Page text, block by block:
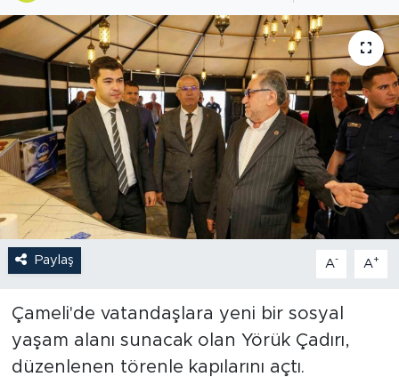
Paylaş A- A+
Çameli'de vatandaşlara yeni bir sosyal
yaşam alanı sunacak olan Yörük Çadırı,
düzenlenen törenle kapılarını açtı.